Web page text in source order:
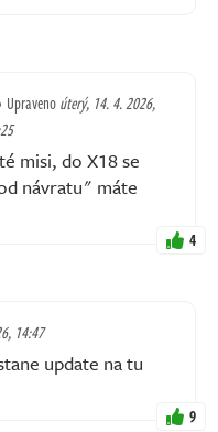
Upravenoúterý, 14. 4. 2026,
misi, do X18 se
návratu" máte
4
14:47
update na tu
9